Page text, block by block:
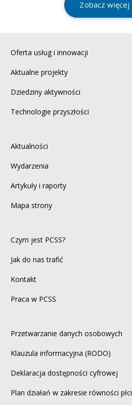
Zobacz więcej
Oferta usług i innowacji
Aktualne projekty
Dziedziny aktywności
Technologie przyszłości
Aktualności
Wydarzenia
Artykuły i raporty
Mapa strony
Czym jest PCSS?
Jak do nas trafić
Kontakt
Praca w PCSS
Przetwarzanie danych osobowych
Klauzula informacyjna (RODO)
Deklaracja dostępności cyfrowej
Plan działań w zakresie równości płci